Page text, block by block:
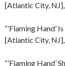
[Atlantic City,
“’Flaming Hand’
[Atlantic City,
“’Flaming Hand’